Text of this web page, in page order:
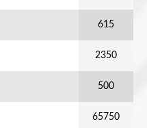
615
2350
500
65750